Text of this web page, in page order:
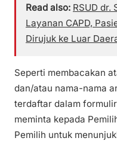
Read also: RSUD dr.
Layanan CAPD,
Dirujuk ke Luar
Seperti membacakan
dan/atau nama-nama
terdaftar dalam
meminta kepada
Pemilih untuk